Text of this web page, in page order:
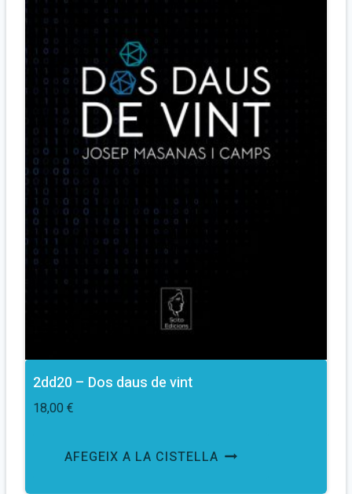
2dd20 – Dos daus de vint
18,00 €
AFEGEIX A LA CISTELLA